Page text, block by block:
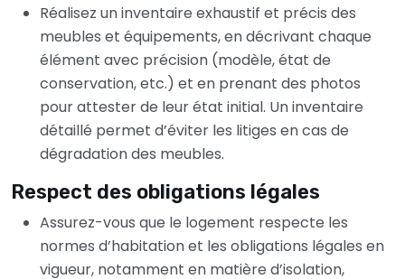
Réalisez un inventaire exhaustif et précis des
meubles et équipements, en décrivant chaque
élément avec précision (modèle, état de
conservation, etc.) et en prenant des photos
pour attester de leur état initial. Un inventaire
détaillé permet d’éviter les litiges en cas de
dégradation des meubles.
Respect des obligations légales
Assurez-vous que le logement respecte les
normes d’habitation et les obligations légales en
vigueur, notamment en matière d’isolation,